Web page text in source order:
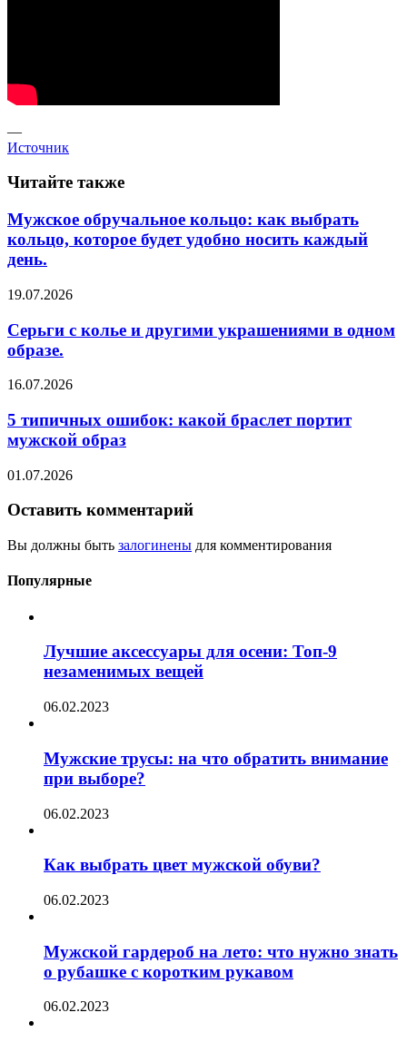
—
Источник
Читайте также
Мужское обручальное кольцо: как выбрать
кольцо, которое будет удобно носить каждый
день.
19.07.2026
Серьги с колье и другими украшениями в одном
образе.
16.07.2026
5 типичных ошибок: какой браслет портит
мужской образ
01.07.2026
Оставить комментарий
Вы должны быть залогинены для комментирования
Популярные
Лучшие аксессуары для осени: Топ-9
незаменимых вещей
06.02.2023
Мужские трусы: на что обратить внимание
при выборе?
06.02.2023
Как выбрать цвет мужской обуви?
06.02.2023
Мужской гардероб на лето: что нужно знать
о рубашке с коротким рукавом
06.02.2023